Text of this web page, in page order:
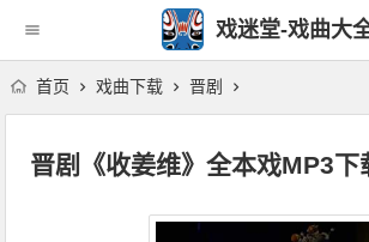
戏迷堂-戏曲大
首页 戏曲下载 晋剧
晋剧《收姜维》全本戏MP3下